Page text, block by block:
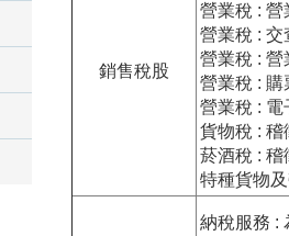
銷售稅股
營業稅 : 營
營業稅 : 交
營業稅 :
營業稅 : 購
營業稅 : 電
貨物稅 : 稽
菸酒稅 : 稽
特種貨物
納稅服務 :